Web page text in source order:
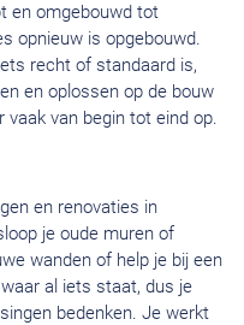
en omgebouwd tot
opnieuw is opgebouwd.
recht of standaard is,
en oplossen op de bouw
van begin tot eind op.
en renovaties in
je oude muren of
wanden of help je bij een
al iets staat, dus je
bedenken. Je werkt